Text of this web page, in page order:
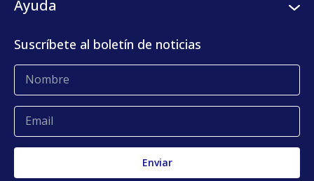
Centro de prensa
KLog Fulfillment
Ayuda
Glosario
Quejas y reclamos
Suscríbete al boletín de noticias